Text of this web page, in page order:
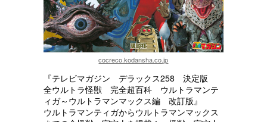
cocreco.kodansha.co.jp
『テレビマガジン デラックス258 決定版
全ウルトラ怪獣 完全超百科 ウルトラマンテ
ィガ～ウルトラマンマックス編 改訂版』
ウルトラマンティガからウルトラマンマックス